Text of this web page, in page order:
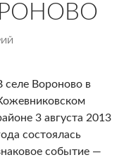
селе Вороново в
3 августа 2013
состоялась
событие —